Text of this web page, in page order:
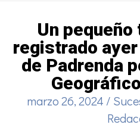
Un
registrado
de Padrenda
marzo 26, 2024 /